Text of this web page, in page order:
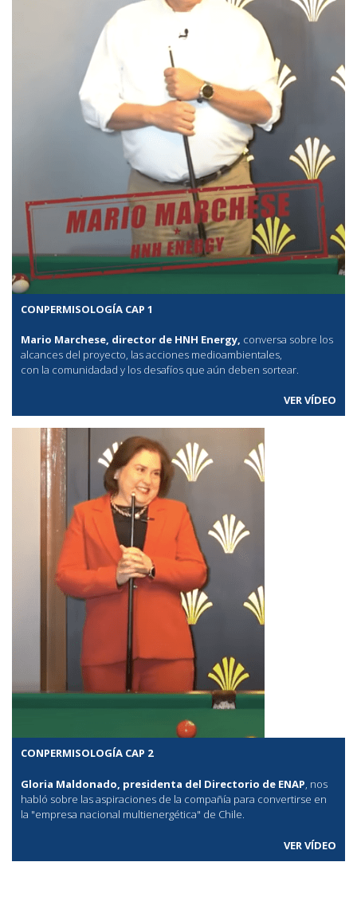
CONPERMISOLOGÍA CAP 1
Mario Marchese, director de HNH Energy, conversa sobre los
alcances del proyecto, las acciones medioambientales,
con la comunidadad y los desafíos que aún deben sortear.
VER VÍDEO
CONPERMISOLOGÍA CAP 2
Gloria Maldonado, presidenta del Directorio de ENAP, nos
habló sobre las aspiraciones de la compañía para convertirse en
la "empresa nacional multienergética" de Chile.
VER VÍDEO